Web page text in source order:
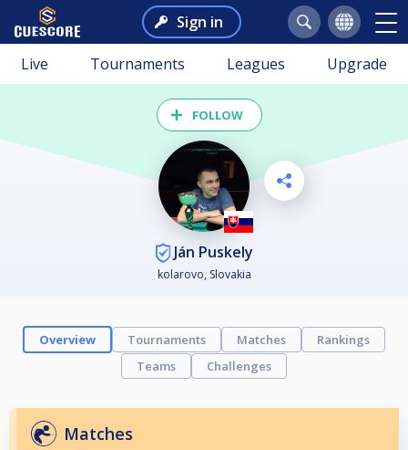
Sign in
Live Tournaments Leagues Upgrade
FOLLOW
Ján Puskely
kolarovo, Slovakia
Overview Tournaments Matches
Rankings
Teams
Challenges
Matches